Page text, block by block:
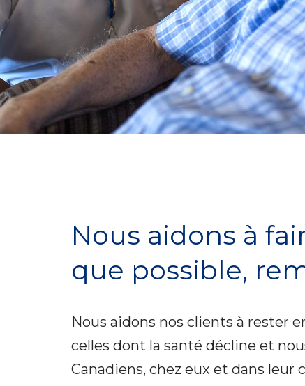
Nous aidons à
que possible,
Nous aidons nos clients à rester
celles dont la santé décline et
Canadiens, chez eux et dans